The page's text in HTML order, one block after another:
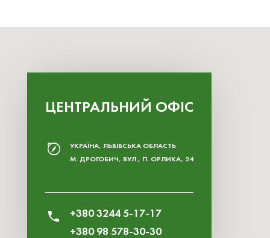
ЦЕНТРАЛЬНИЙ ОФІС
УКРАЇНА, ЛЬВІВСЬКА ОБЛАСТЬ
М. ДРОГОБИЧ, ВУЛ., П. ОРЛИКА, 24
+380 3244 5-17-17
+380 98 578-30-30